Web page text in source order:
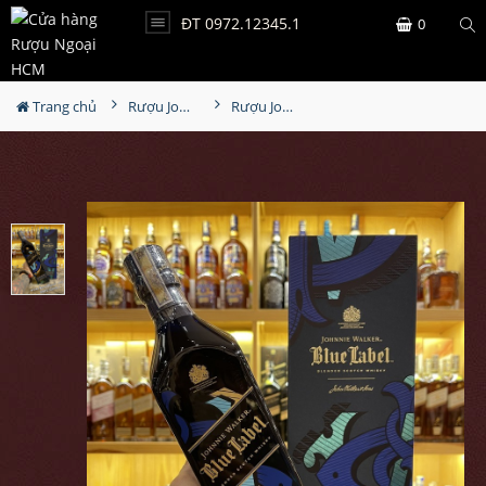
ĐT 0972.12345.1 0
Trang chủ Rượu Johnnie walker Rượu Johnnie Walker Blue Icon 2022